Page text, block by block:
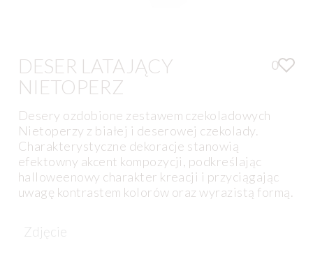
DESER LATAJĄCY
NIETOPERZ
0
Desery ozdobione zestawem czekoladowych
Nietoperzy z białej i deserowej czekolady.
Charakterystyczne dekoracje stanowią
efektowny akcent kompozycji, podkreślając
halloweenowy charakter kreacji i przyciągając
uwagę kontrastem kolorów oraz wyrazistą formą.
Zdjęcie